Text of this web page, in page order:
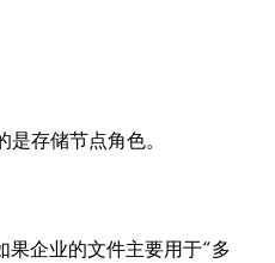
存储节点角色。
果企业的文件主要用于“多